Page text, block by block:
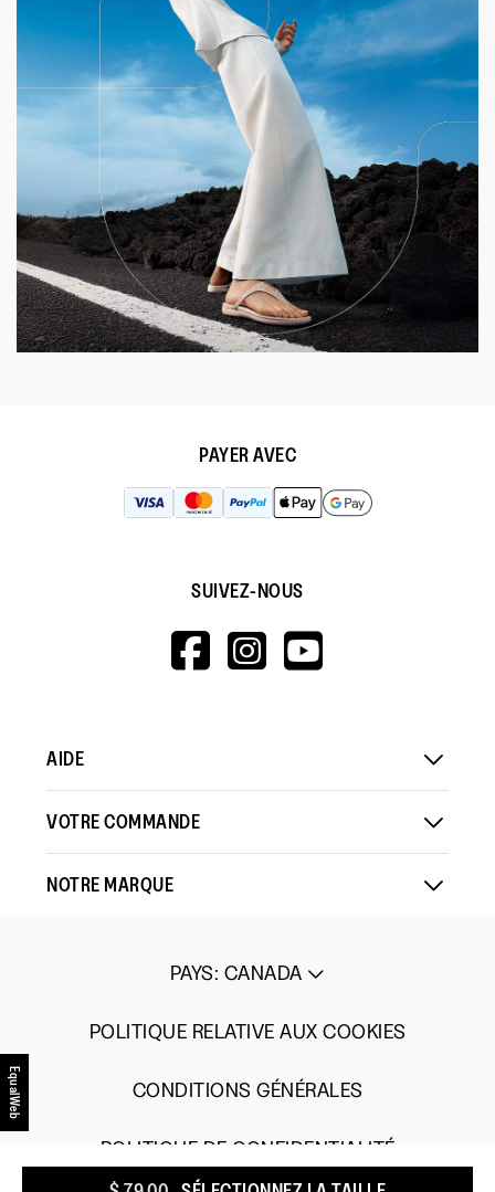
PAYER AVEC
SUIVEZ-NOUS
HTTPS://
HTTPS://
AIDE
VOTRE COMMANDE
NOTRE MARQUE
PAYS: CANADA
POLITIQUE RELATIVE AUX COOKIES
CONDITIONS GÉNÉRALES
POLITIQUE DE CONFIDENTIALITÉ
EqualWeb